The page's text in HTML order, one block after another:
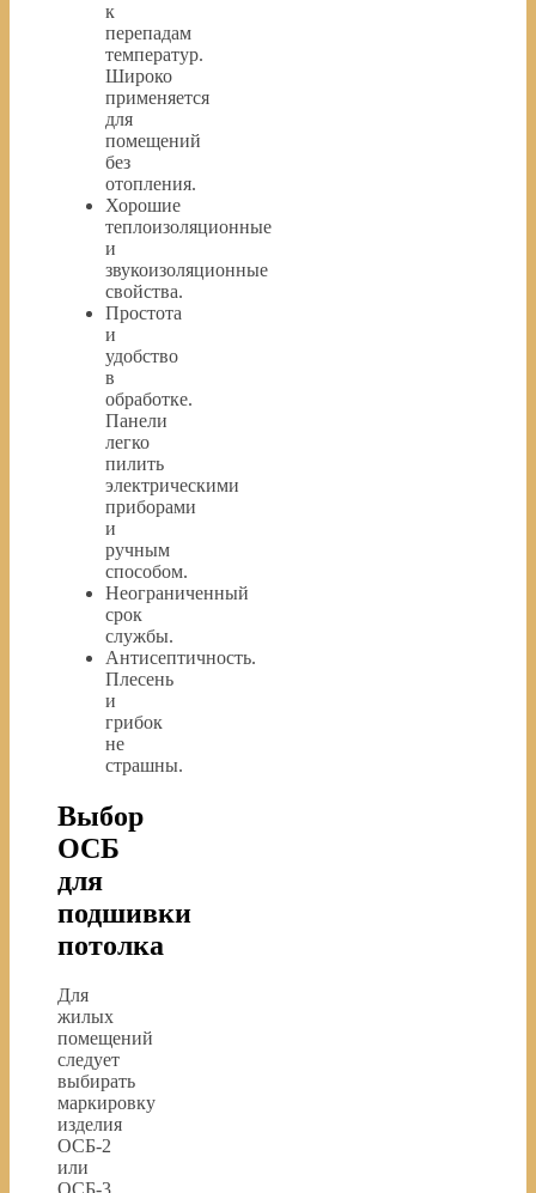
к
перепадам
температур.
Широко
применяется
для
помещений
без
отопления.
Хорошие
теплоизоляционные
и
звукоизоляционные
свойства.
Простота
и
удобство
в
обработке.
Панели
легко
пилить
электрическими
приборами
и
ручным
способом.
Неограниченный
срок
службы.
Антисептичность.
Плесень
и
грибок
не
страшны.
Выбор
ОСБ
для
подшивки
потолка
Для
жилых
помещений
следует
выбирать
маркировку
изделия
ОСБ-2
или